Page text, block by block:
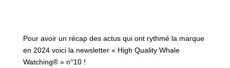
Pour avoir un récap des actus qui ont rythmé la marque
en 2024 voici la newsletter « High Quality Whale
Watching® » n°10 !